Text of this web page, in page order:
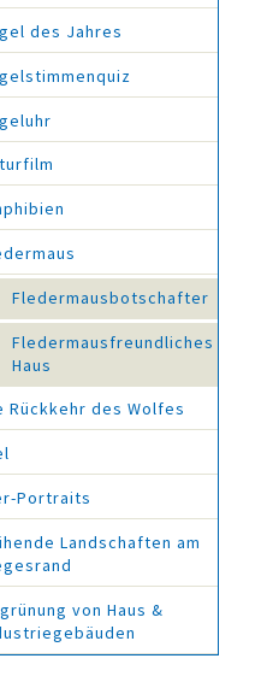
des Jahres
Fledermausbotschafter
Fledermausfreundliches
Haus
Rückkehr des Wolfes
Portraits
Landschaften am
von Haus &